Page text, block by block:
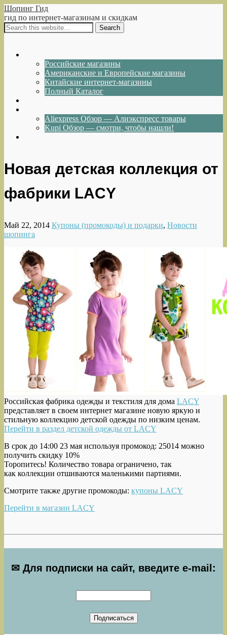
Шопинг Гид
гид по интернет-магазинам и скидкам
Российские магазины
Американские и Европейские магазины
Китайские интернет-магазины
Полный Каталог
Aliexpress Обзор — Алиэкспресс товары
Kupi Обзор — смотри, чтобы нашли!
Новая детская коллекция от
фабрики LACY
Май 22, 2014 Купоны (промокоды) и подарки, Новости
шопинга
Российская фабрика одежды и текстиля для дома LACY
представляет в своем интернет магазине новую яркую и
стильную коллекцию детской одежды по низким ценам.
Перейти в раздел детской одежды от LACY
В срок до 14:00 23 мая используя промокод: 25014 можно
получить скидку 10%
Торопитесь! Количество товара ограничено, так
как коллекции отшиваются маленькими партиями.
Смотрите также другие промокоды: купоны LACY
Перейти в магазин LACY
✉ Для подписки на сайт, введите e-mail: